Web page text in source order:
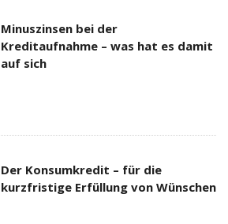
Minuszinsen bei der
Kreditaufnahme – was hat es damit
auf sich
Der Konsumkredit – für die
kurzfristige Erfüllung von Wünschen